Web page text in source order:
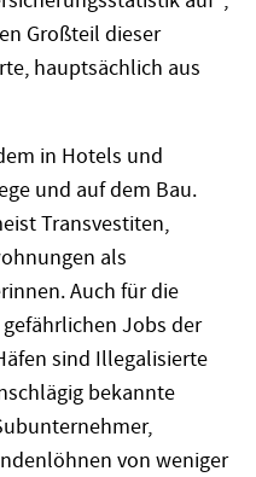
Großteil dieser
hauptsächlich aus
in Hotels und
und auf dem Bau.
Transvestiten,
als
Auch für die
Jobs der
sind Illegalisierte
bekannte
von weniger